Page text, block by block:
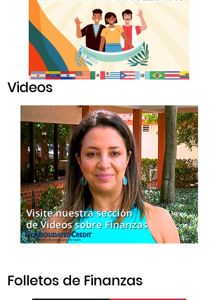
Videos
Folletos de Finanzas